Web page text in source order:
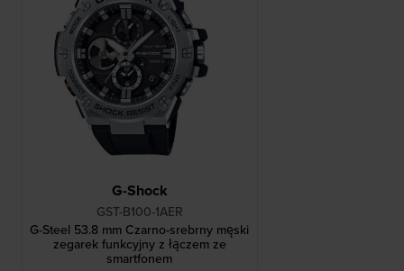
G-Shock
GST-B100-1AER
G-Steel 53.8 mm Czarno-srebrny męski
zegarek funkcyjny z łączem ze
smartfonem